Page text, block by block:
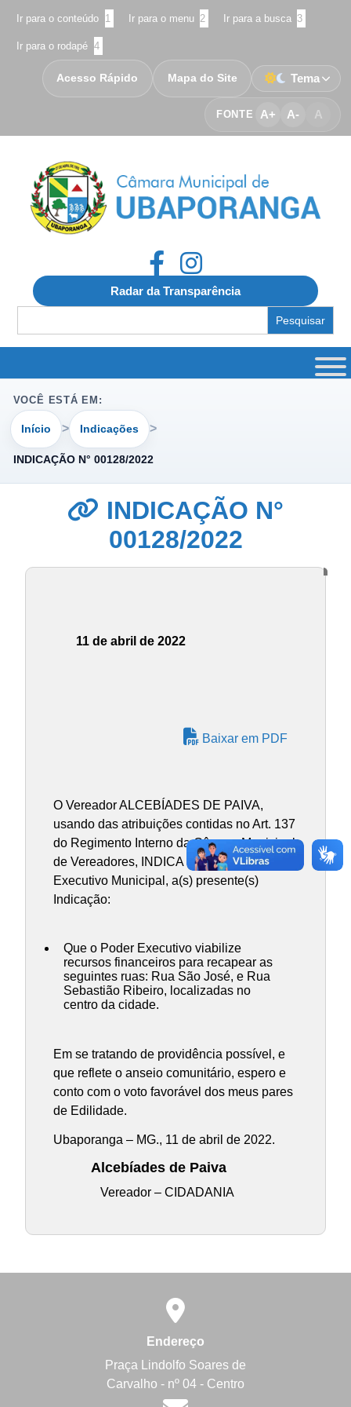
Ir para o conteúdo 1 Ir para o menu 2 Ir para a busca 3
Ir para o rodapé 4
FONTE A+ A- A
Acesso Rápido Mapa do Site Tema
Radar da Transparência
for:
VOCÊ ESTÁ EM:
Início Indicações
INDICAÇÃO N° 00128/2022
INDICAÇÃO N°
00128/2022
11 de abril de 2022
Baixar em PDF
O Vereador ALCEBÍADES DE PAIVA,
usando das atribuições contidas no Art. 137
do Regimento Interno da Câmara Municipal
de Vereadores, INDICA ao Chefe do Poder
Executivo Municipal, a(s) presente(s)
Indicação:
Que o Poder Executivo viabilize
recursos financeiros para recapear as
seguintes ruas: Rua São José, e Rua
Sebastião Ribeiro, localizadas no
centro da cidade.
Em se tratando de providência possível, e
que reflete o anseio comunitário, espero e
conto com o voto favorável dos meus pares
de Edilidade.
Ubaporanga – MG., 11 de abril de 2022.
Alcebíades de Paiva
Vereador – CIDADANIA
Endereço
Praça Lindolfo Soares de
Carvalho - nº 04 - Centro